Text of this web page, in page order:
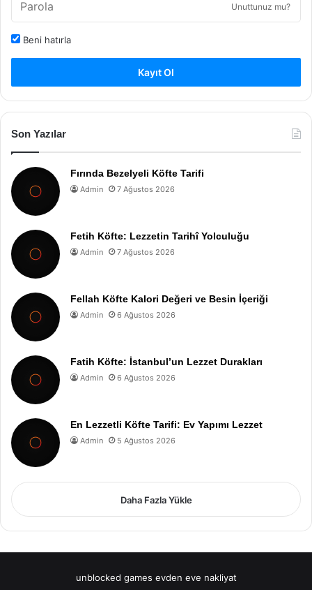
Unuttunuz mu?
Beni hatırla
Kayıt Ol
Son Yazılar
Fırında Bezelyeli Köfte Tarifi
Admin 7 Ağustos 2026
Fetih Köfte: Lezzetin Tarihî Yolculuğu
Admin 7 Ağustos 2026
Fellah Köfte Kalori Değeri ve Besin İçeriği
Admin 6 Ağustos 2026
Fatih Köfte: İstanbul’un Lezzet Durakları
Admin 6 Ağustos 2026
En Lezzetli Köfte Tarifi: Ev Yapımı Lezzet
Admin 5 Ağustos 2026
Daha Fazla Yükle
unblocked games evden eve nakliyat